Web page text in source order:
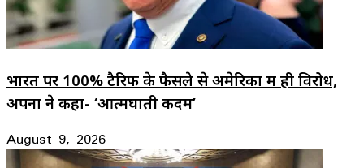
भारत पर 100% टैरिफ के फैसले से अमेरिका में ही विरोध,
अपनों ने कहा- ‘आत्मघाती कदम’
August 9, 2026